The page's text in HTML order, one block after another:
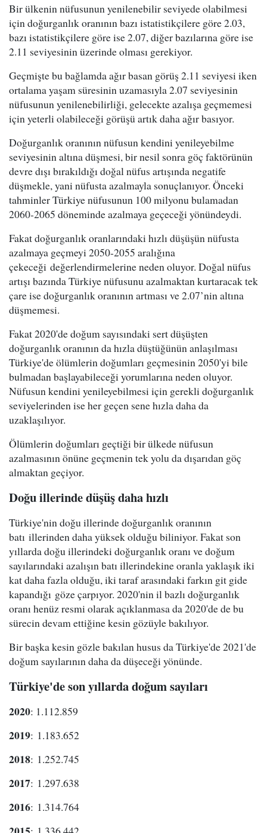
Bir ülkenin nüfusunun yenilenebilir seviyede olabilmesi
için doğurganlık oranının bazı istatistikçilere göre 2.03,
bazı istatistikçilere göre ise 2.07, diğer bazılarına göre ise
2.11 seviyesinin üzerinde olması gerekiyor.
Geçmişte bu bağlamda ağır basan görüş 2.11 seviyesi iken
ortalama yaşam süresinin uzamasıyla 2.07 seviyesinin
nüfusunun yenilenebilirliği, gelecekte azalışa geçmemesi
için yeterli olabileceği görüşü artık daha ağır basıyor.
Doğurganlık oranının nüfusun kendini yenileyebilme
seviyesinin altına düşmesi, bir nesil sonra göç faktörünün
devre dışı bırakıldığı doğal nüfus artışında negatife
düşmekle, yani nüfusta azalmayla sonuçlanıyor. Önceki
tahminler Türkiye nüfusunun 100 milyonu bulamadan
2060-2065 döneminde azalmaya geçeceği yönündeydi.
Fakat doğurganlık oranlarındaki hızlı düşüşün nüfusta
azalmaya geçmeyi 2050-2055 aralığına
çekeceği değerlendirmelerine neden oluyor. Doğal nüfus
artışı bazında Türkiye nüfusunu azalmaktan kurtaracak tek
çare ise doğurganlık oranının artması ve 2.07’nin altına
düşmemesi.
Fakat 2020'de doğum sayısındaki sert düşüşten
doğurganlık oranının da hızla düştüğünün anlaşılması
Türkiye'de ölümlerin doğumları geçmesinin 2050'yi bile
bulmadan başlayabileceği yorumlarına neden oluyor.
Nüfusun kendini yenileyebilmesi için gerekli doğurganlık
seviyelerinden ise her geçen sene hızla daha da
uzaklaşılıyor.
Ölümlerin doğumları geçtiği bir ülkede nüfusun
azalmasının önüne geçmenin tek yolu da dışarıdan göç
almaktan geçiyor.
Doğu illerinde düşüş daha hızlı
Türkiye'nin doğu illerinde doğurganlık oranının
batı illerinden daha yüksek olduğu biliniyor. Fakat son
yıllarda doğu illerindeki doğurganlık oranı ve doğum
sayılarındaki azalışın batı illerindekine oranla yaklaşık iki
kat daha fazla olduğu, iki taraf arasındaki farkın git gide
kapandığı göze çarpıyor. 2020'nin il bazlı doğurganlık
oranı henüz resmi olarak açıklanmasa da 2020'de de bu
sürecin devam ettiğine kesin gözüyle bakılıyor.
Bir başka kesin gözle bakılan husus da Türkiye'de 2021'de
doğum sayılarının daha da düşeceği yönünde.
Türkiye'de son yıllarda doğum sayıları
2020: 1.112.859
2019: 1.183.652
2018: 1.252.745
2017: 1.297.638
2016: 1.314.764